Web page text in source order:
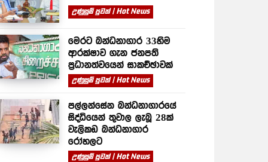
උණුසුම් පුවත් | Hot News
මෙරට බන්ධනාගාර 33හිම
ආරක්ෂාව ගැන ජනපති
ප්‍රධානත්වයෙන් සාකච්ඡාවක්
උණුසුම් පුවත් | Hot News
පල්ලන්සේන බන්ධනාගාරයේ
සිද්ධියෙන් තුවාල ලැබූ 28ක්
වැලිකඩ බන්ධනාගාර
රෝහලට
උණුසුම් පුවත් | Hot News